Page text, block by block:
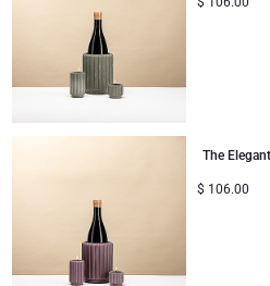
Cadeaux de Noël
The
$ 106.00